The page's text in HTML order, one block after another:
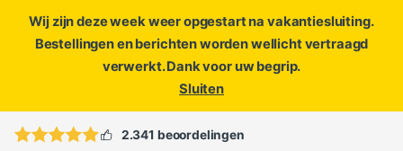
Wij zijn deze week weer opgestart na vakantiesluiting.
Bestellingen en berichten worden wellicht vertraagd
verwerkt. Dank voor uw begrip.
Sluiten
ofopen een ticket
2.341 beoordelingen